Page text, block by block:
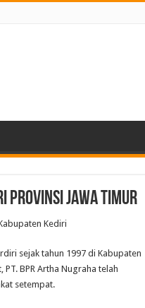
Provinsi Jawa Timur
Kediri
sejak tahun 1997 di Kabupaten
BPR Artha Nugraha telah
setempat.